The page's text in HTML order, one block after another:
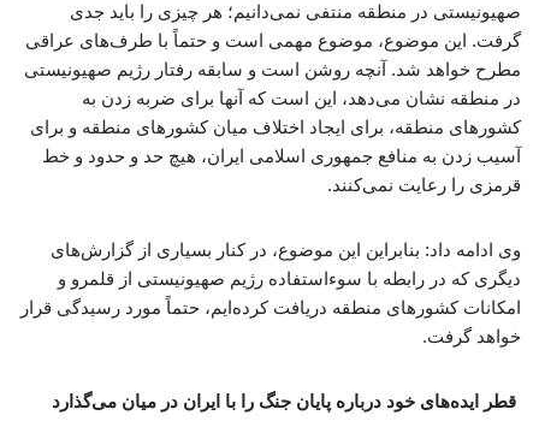
صهیونیستی در منطقه منتفی نمی‌دانیم؛ هر چیزی را باید جدی
گرفت. این موضوع، موضوع مهمی است و حتماً با طرف‌های عراقی
مطرح خواهد شد. آنچه روشن است و سابقه رفتار رژیم صهیونیستی
در منطقه نشان می‌دهد، این است که آنها برای ضربه زدن به
کشورهای منطقه، برای ایجاد اختلاف میان کشورهای منطقه و برای
آسیب زدن به منافع جمهوری اسلامی ایران، هیچ حد و حدود و خط
قرمزی را رعایت نمی‌کنند.
وی ادامه داد: بنابراین این موضوع، در کنار بسیاری از گزارش‌های
دیگری که در رابطه با سوءاستفاده رژیم صهیونیستی از قلمرو و
امکانات کشورهای منطقه دریافت کرده‌ایم، حتماً مورد رسیدگی قرار
خواهد گرفت.
قطر ایده‌های خود درباره پایان جنگ را با ایران در میان می‌گذارد